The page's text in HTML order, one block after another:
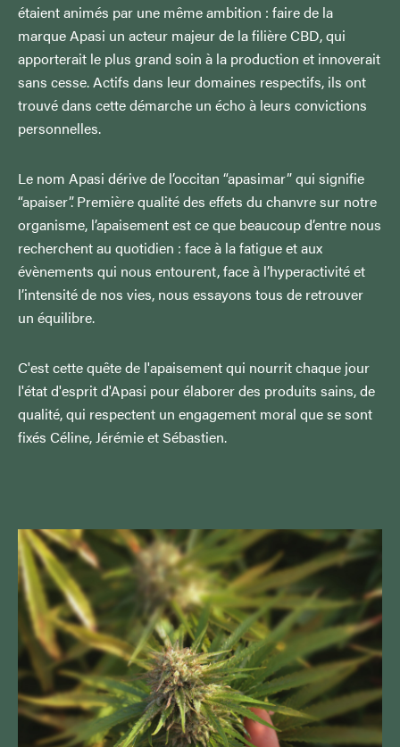
étaient animés par une même ambition : faire de la
marque Apasi un acteur majeur de la filière CBD, qui
apporterait le plus grand soin à la production et innoverait
sans cesse. Actifs dans leur domaines respectifs, ils ont
trouvé dans cette démarche un écho à leurs convictions
personnelles.
Le nom Apasi dérive de l’occitan “apasimar” qui signifie
“apaiser”. Première qualité des effets du chanvre sur notre
organisme, l’apaisement est ce que beaucoup d’entre nous
recherchent au quotidien : face à la fatigue et aux
évènements qui nous entourent, face à l’hyperactivité et
l’intensité de nos vies, nous essayons tous de retrouver
un équilibre.
C'est cette quête de l'apaisement qui nourrit chaque jour
l'état d'esprit d'Apasi pour élaborer des produits sains, de
qualité, qui respectent un engagement moral que se sont
fixés Céline, Jérémie et Sébastien.